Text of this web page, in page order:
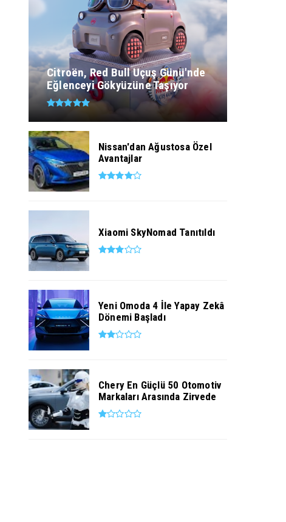
Citroën, Red Bull Uçuş Günü'nde
Eğlenceyi Gökyüzüne Taşıyor
Nissan'dan Ağustosa Özel
Avantajlar
Xiaomi SkyNomad Tanıtıldı
Yeni Omoda 4 İle Yapay Zekâ
Dönemi Başladı
Chery En Güçlü 50 Otomotiv
Markaları Arasında Zirvede